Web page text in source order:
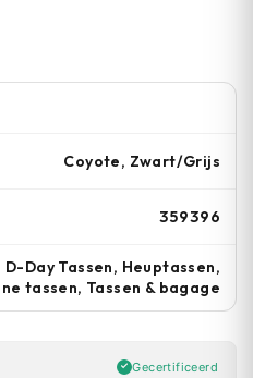
Coyote, Zwart/Grijs
359396
D-Day Tassen, Heuptassen,
tassen, Tassen & bagage
Gecertificeerd